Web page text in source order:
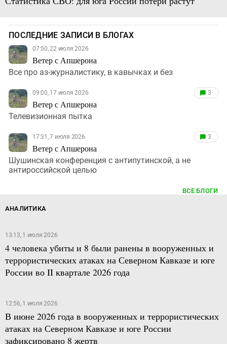
ПОСЛЕДНИЕ ЗАПИСИ В БЛОГАХ
07:50, 22 июля 2026
Ветер с Апшерона
Все про аз-журналистику, в кавычках и без
09:00, 17 июля 2026
Ветер с Апшерона
3
Телевизионная пытка
17:31, 7 июля 2026
Ветер с Апшерона
3
Шушинская конференция с антипутинской, а не
антироссийской целью
ВСЕ БЛОГИ
АНАЛИТИКА
13:13, 1 июля 2026
4 человека убиты и 8 были ранены в вооруженных и
террористических атаках на Северном Кавказе и юге
России во II квартале 2026 года
12:56, 1 июля 2026
В июне 2026 года в вооруженных и террористических
атаках на Северном Кавказе и юге России
зафиксировано 8 жертв